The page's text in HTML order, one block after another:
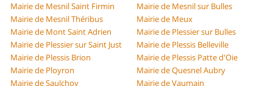
Mairie de Mesnil Saint Firmin
Mairie de Mesnil sur Bulles
Mairie de Mesnil Théribus
Mairie de Meux
Mairie de Mont Saint Adrien
Mairie de Plessier sur Bulles
Mairie de Plessier sur Saint Just
Mairie de Plessis Belleville
Mairie de Plessis Brion
Mairie de Plessis Patte d'Oie
Mairie de Ployron
Mairie de Quesnel Aubry
Mairie de Saulchoy
Mairie de Vaumain